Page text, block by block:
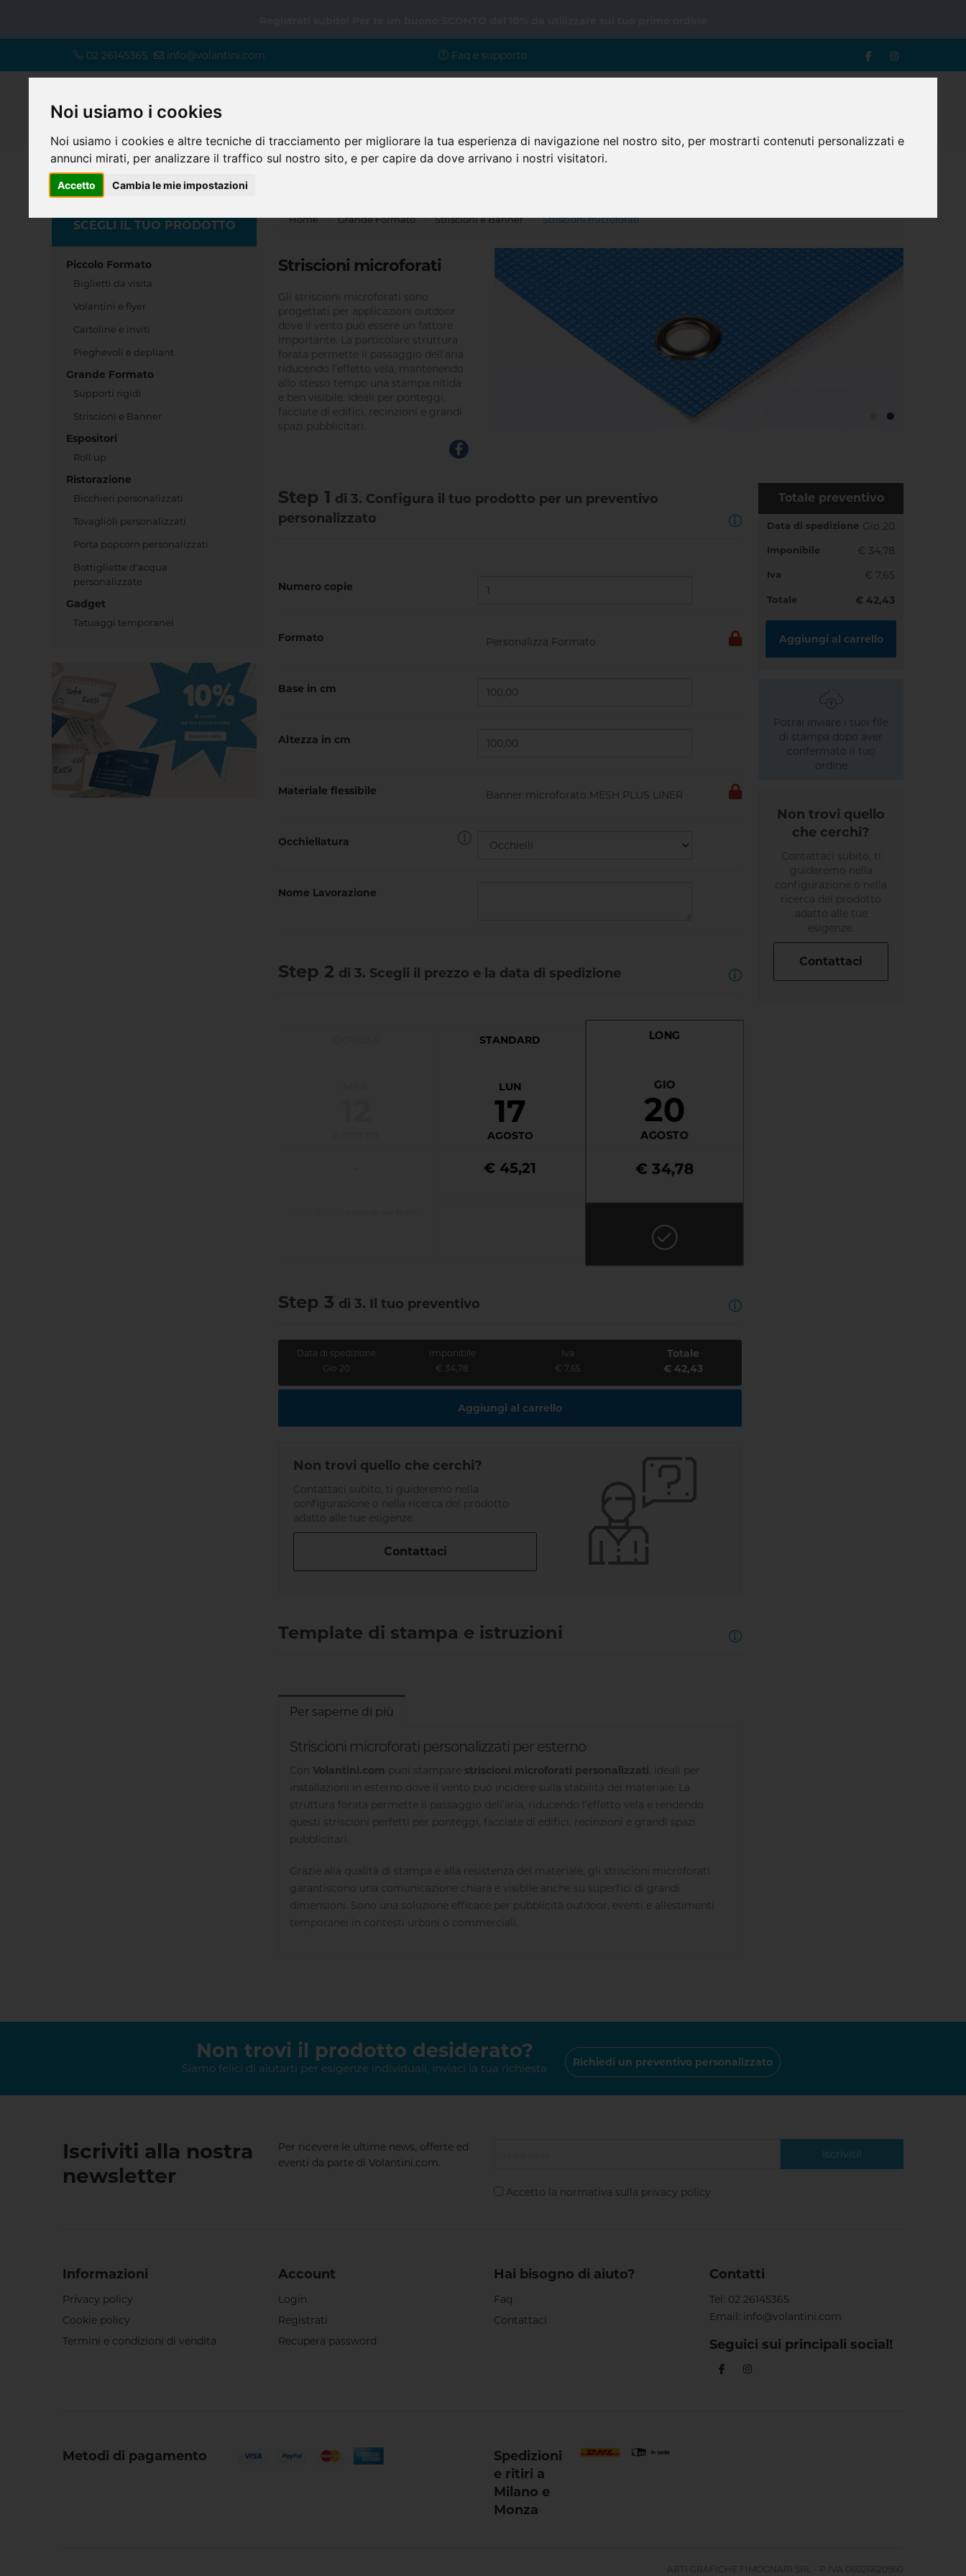
Noi usiamo i cookies
Noi usiamo i cookies e altre tecniche di tracciamento per migliorare la tua esperienza di navigazione nel nostro sito, per mostrarti contenuti personalizzati e
annunci mirati, per analizzare il traffico sul nostro sito, e per capire da dove arrivano i nostri visitatori.
Accetto Cambia le mie impostazioni
02 26145365 info@volantini.com Faq e supporto
Home
SCEGLI IL TUO PRODOTTO
Piccolo Formato
Biglietti da visita
Volantini e flyer
Cartoline e inviti
Pieghevoli e depliant
Grande Formato
Supporti rigidi
Striscioni e Banner
Espositori
Roll up
Ristorazione
Bicchieri personalizzati
Tovaglioli personalizzati
Porta popcorn personalizzati
Bottigliette d'acqua
personalizzate
Gadget
Tatuaggi temporanei
Home Grande Formato Striscioni e Banner Striscioni microforati
Striscioni microforati
Gli striscioni microforati sono
progettati per applicazioni outdoor
dove il vento può essere un fattore
importante. La particolare struttura
forata permette il passaggio dell’aria
riducendo l’effetto vela, mantenendo
allo stesso tempo una stampa nitida
e ben visibile. Ideali per ponteggi,
facciate di edifici, recinzioni e grandi
spazi pubblicitari.
Step 1 di 3. Configura il tuo prodotto per un preventivo
personalizzato
Numero copie
Formato
Base in cm
Altezza in cm
Materiale flessibile
Occhiellatura
Nome Lavorazione
Step 2 di 3. Scegli il prezzo e la data di spedizione
STANDARD
LUN
17
AGOSTO
€ 45,21
LONG
GIO
20
AGOSTO
€ 34,78
Step 3 di 3. Il tuo preventivo
Data di spedizione
Gio 20
Imponibile
€ 34,78
Iva
€ 7,65
Totale
€ 42,43
Aggiungi al carrello
Totale preventivo
Data di spedizione Gio 20
Imponibile € 34,78
Iva € 7,65
Totale € 42,43
Aggiungi al carrello
Potrai inviare i tuoi file
di stampa dopo aver
confermato il tuo
ordine
Non trovi quello
che cerchi?
Contattaci subito, ti
guideremo nella
configurazione o nella
ricerca del prodotto
adatto alle tue
esigenze.
Contattaci
Non trovi quello che cerchi?
Contattaci subito, ti guideremo nella
configurazione o nella ricerca del prodotto
adatto alle tue esigenze.
Contattaci
Template di stampa e istruzioni
Per saperne di più
Striscioni microforati personalizzati per esterno
Con Volantini.com puoi stampare striscioni microforati personalizzati, ideali per
installazioni in esterno dove il vento può incidere sulla stabilità del materiale. La
struttura forata permette il passaggio dell’aria, riducendo l’effetto vela e rendendo
questi striscioni perfetti per ponteggi, facciate di edifici, recinzioni e grandi spazi
pubblicitari.
Grazie alla qualità di stampa e alla resistenza del materiale, gli striscioni microforati
garantiscono una comunicazione chiara e visibile anche su superfici di grandi
dimensioni. Sono una soluzione efficace per pubblicità outdoor, eventi e allestimenti
temporanei in contesti urbani o commerciali.
Non trovi il prodotto desiderato?
Siamo felici di aiutarti per esigenze individuali, inviaci la tua richiesta Richiedi un preventivo personalizzato
Iscriviti alla nostra
newsletter
Per ricevere le ultime news, offerte ed
eventi da parte di Volantini.com.
Iscriviti!
Accetto la normativa sulla privacy policy
Informazioni
Privacy policy
Cookie policy
Termini e condizioni di vendita
Account
Login
Registrati
Recupera password
Hai bisogno di aiuto?
Faq
Contattaci
Contatti
Tel: 02 26145365
Email: info@volantini.com
Seguici sui principali social!
Metodi di pagamento
Spedizioni
e ritiri a
Milano e
Monza
ARTI GRAFICHE FIMOGNARI SRL - P.IVA 06026620960